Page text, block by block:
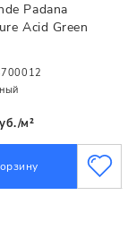
Padana
Acid Green
м²